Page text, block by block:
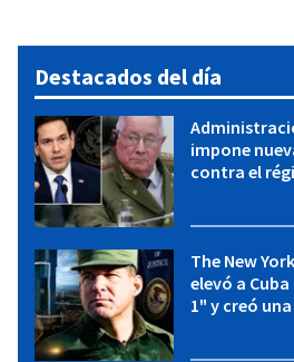
Destacados del día
impone
contra el
The New
elevó a
1" y creó una fuerza